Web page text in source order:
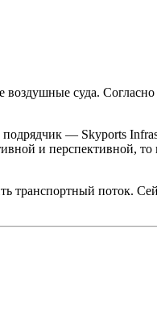
суда. Согласно
— Skyports
и перспективной, то
транспортный поток.